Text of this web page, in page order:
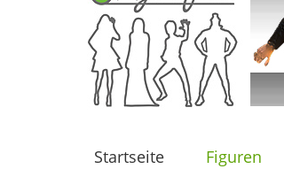
Startseite Figuren